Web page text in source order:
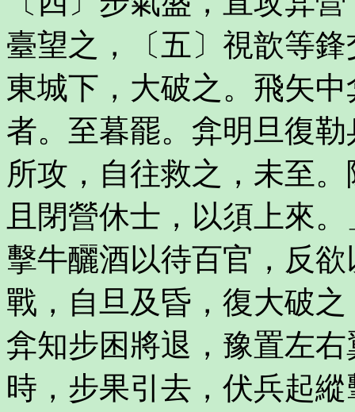
臺望之，〔五〕視歆等
東城下，大破之。飛矢
者。至暮罷。弇明旦復
所攻，自往救之，未至
且閉營休士，以須上來
擊牛釃酒以待百官，反
戰，自旦及昏，復大破
弇知步困將退，豫置左
時，步果引去，伏兵起